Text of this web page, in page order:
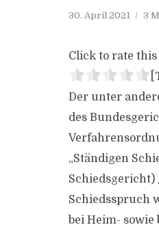
30. April 2021 3
Click to rate this
Der unter
des
„Ständigen
Schiedsgericht)
Schiedsspruch
bei Heim-